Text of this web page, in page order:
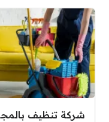
شركة تنظيف